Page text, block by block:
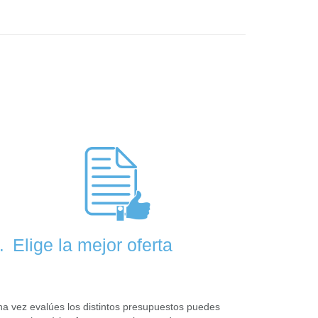
Elige la mejor oferta
vez evalúes los distintos presupuestos puedes